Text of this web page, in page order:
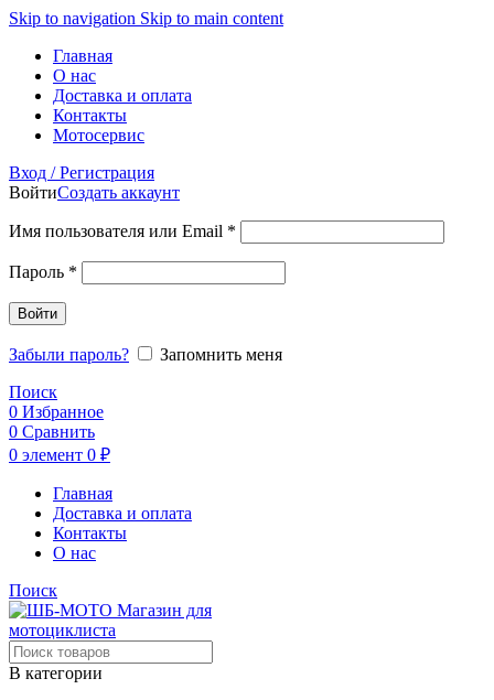
Skip to navigation Skip to main content
Главная
О нас
Доставка и оплата
Контакты
Мотосервис
Вход / Регистрация
ВойтиСоздать аккаунт
Имя пользователя или Email *
Пароль *
Войти
Забыли пароль?
Запомнить меня
Поиск
0 Избранное
0 Сравнить
0 элемент 0 ₽
Главная
Доставка и оплата
Контакты
О нас
Поиск
В категории